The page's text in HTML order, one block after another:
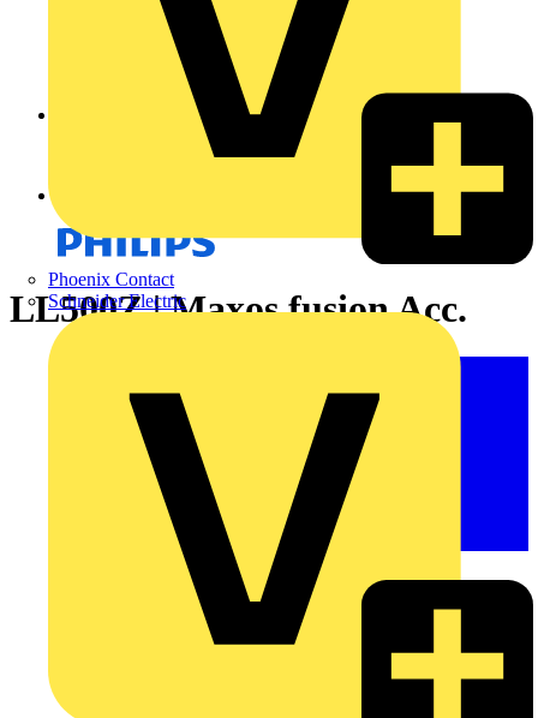
Phoenix Contact
Schneider Electric
LL500Z | Maxos fusion Acc.